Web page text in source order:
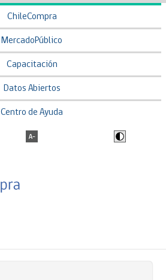
ChileCompra
MercadoPúblico
Capacitación
Datos Abiertos
Centro de Ayuda